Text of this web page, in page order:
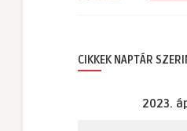
CIKKEK NAPTÁR
2023.